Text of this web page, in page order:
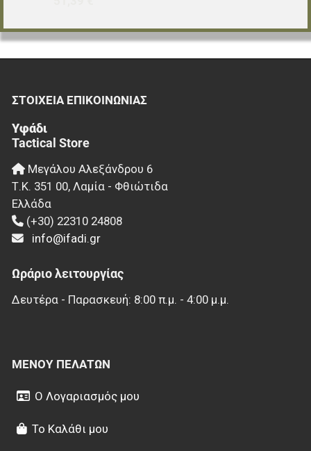
ΣΤΟΙΧΕΊΑ EΠΙΚΟΙΝΩΝΊΑΣ
Υφάδι
Tactical Store
Μεγάλου Αλεξάνδρου 6
Τ.Κ. 351 00, Λαμία - Φθιώτιδα
Ελλάδα
(+30) 22310 24808
info@ifadi.gr
Ωράριο λειτουργίας
Δευτέρα - Παρασκευή: 8:00 π.μ. - 4:00 μ.μ.
ΜΕΝΟΎ ΠΕΛΑΤΏΝ
Ο Λογαριασμός μου
Το Καλάθι μου